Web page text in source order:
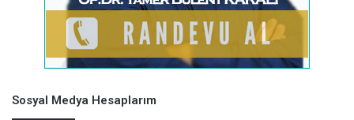
Sosyal Medya Hesaplarım